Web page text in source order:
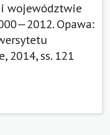
i województwie
Opawa:
2014, ss. 121